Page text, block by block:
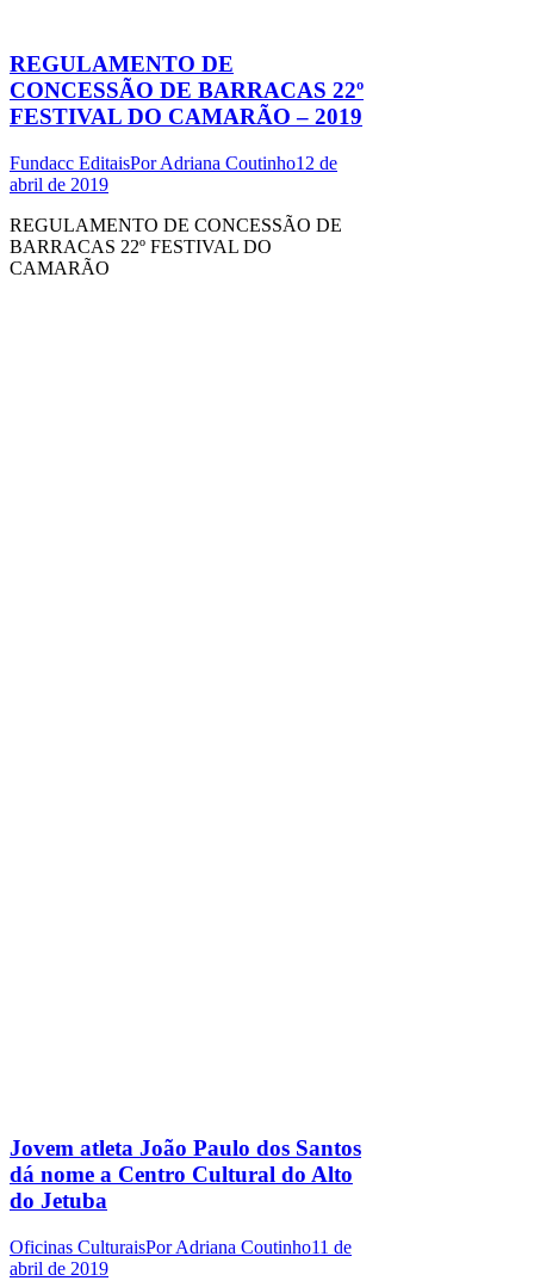
REGULAMENTO DE
CONCESSÃO DE BARRACAS 22º
FESTIVAL DO CAMARÃO – 2019
Fundacc EditaisPorAdriana Coutinho12 de
abril de 2019
REGULAMENTO DE CONCESSÃO DE
BARRACAS 22º FESTIVAL DO
CAMARÃO
Jovem atleta João Paulo dos Santos
dá nome a Centro Cultural do Alto
do Jetuba
Oficinas CulturaisPorAdriana Coutinho11 de
abril de 2019